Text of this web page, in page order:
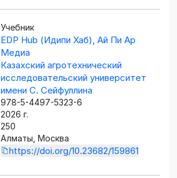
Учебник
EDP Hub (Идипи Хаб), Ай Пи Ар
Медиа
Казахский агротехнический
исследовательский университет
имени С. Сейфуллина
978-5-4497-5323-6
2026 г.
250
Алматы, Москва
https://doi.org/10.23682/159861